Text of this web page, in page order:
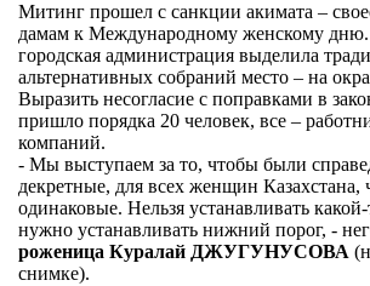
Митинг прошел с санкции акимата –
дамам к Международному женскому дню.
городская администрация выделила
альтернативных собраний место – на
Выразить несогласие с поправками в
пришло порядка 20 человек, все –
компаний.
- Мы выступаем за то, чтобы были
декретные, для всех женщин
одинаковые. Нельзя устанавливать
нужно устанавливать нижний порог, -
роженица Куралай ДЖУГУНУСОВА
снимке).